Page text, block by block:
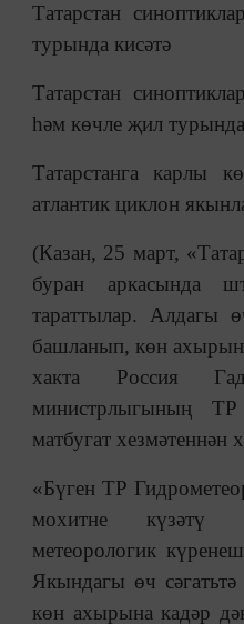
Татарстан
турында кисәтә
Татарстан
һәм көчле җил турында
Татарстанга карлы
атлантик циклон
(Казан, 25 март,
буран аркасында
тараттылар. Алдагы
башланып, көн
хакта Россия
министрлыгының
матбугат хезмәтеннән
«Бүген ТР
мохитне күзәтү
метеорологик
Якындагы өч
көн ахырына кадәр